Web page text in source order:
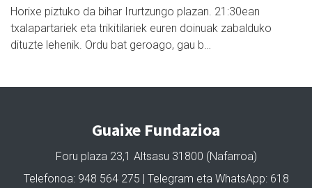
Horixe piztuko da bihar Irurtzungo plazan. 21:30ean
txalapartariek eta trikitilariek euren doinuak zabalduko
dituzte lehenik. Ordu bat geroago, gau b…
Guaixe Fundazioa
Foru plaza 23,1 Altsasu 31800 (Nafarroa)
Telefonoa: 948 564 275 | Telegram eta WhatsApp: 618